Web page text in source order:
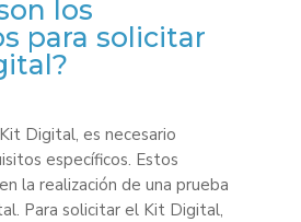
los
para solicitar
Digital, es necesario
específicos. Estos
la realización de una prueba
Para solicitar el Kit Digital,